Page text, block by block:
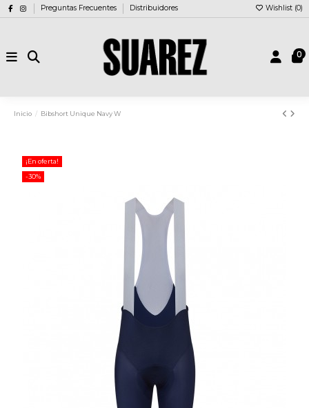
Preguntas Frecuentes Distribuidores Wishlist (0)
0
Inicio Bibshort Unique Navy W
¡En oferta!
-30%